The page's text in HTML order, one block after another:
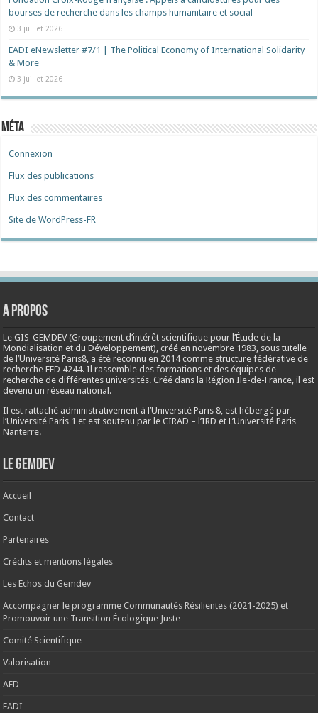
bourses de recherche dans les champs humanitaire et social
3 juillet 2026
EADI eNewsletter #7/1 | The Political Economy of International Solidarity
& More
3 juillet 2026
Méta
Connexion
Flux des publications
Flux des commentaires
Site de WordPress-FR
A propos
Le GIS-GEMDEV (Groupement d’intérêt scientifique pour l’Étude de la
Mondialisation et du Développement), créé ennovembre 1983, sous tutelle
de l’Université Paris8, a été reconnu en 2014 comme structure fédérative de
recherche FED 4244. Il rassemble des formations et des équipes de
recherche de différentes universités. Créé dans la Région Ile-de-France, il est
devenu un réseau national.
Il est rattaché administrativement à l’Université Paris 8, est hébergé par
l’Université Paris 1 et est soutenu par le CIRAD – l’IRD et L’Université Paris
Nanterre.
Le Gemdev
Accueil
Contact
Partenaires
Crédits et mentions légales
Les Echos du Gemdev
Accompagner le programme Communautés Résilientes (2021-2025) et
Promouvoir une Transition Écologique Juste
Comité Scientifique
Valorisation
AFD
EADI